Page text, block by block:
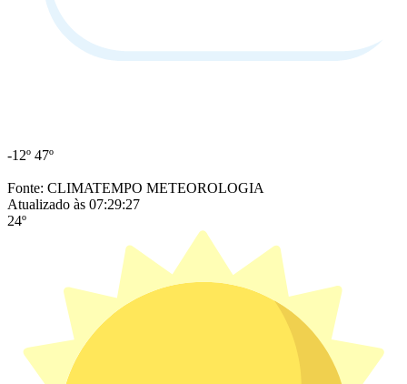
-12º 47º
Fonte: CLIMATEMPO METEOROLOGIA
Atualizado às 07:29:27
24º